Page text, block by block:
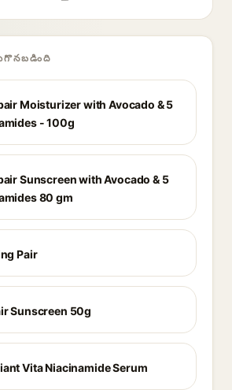
Moisturizer with Avocado & 5
- 100g
Sunscreen with Avocado & 5
80 gm
Pair
Sunscreen 50g
Vita Niacinamide Serum